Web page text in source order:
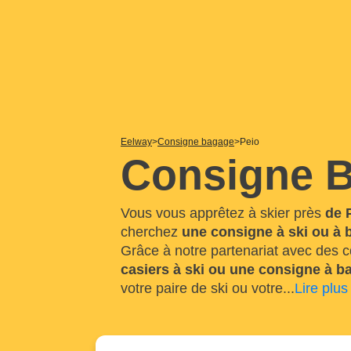
Eelway Consigne bagage Peio
Consigne
Vous vous apprêtez à skier près de
cherchez une consigne à ski ou à
Grâce à notre partenariat avec des
casiers à ski ou une consigne à
votre paire de ski ou votre...Lire plus